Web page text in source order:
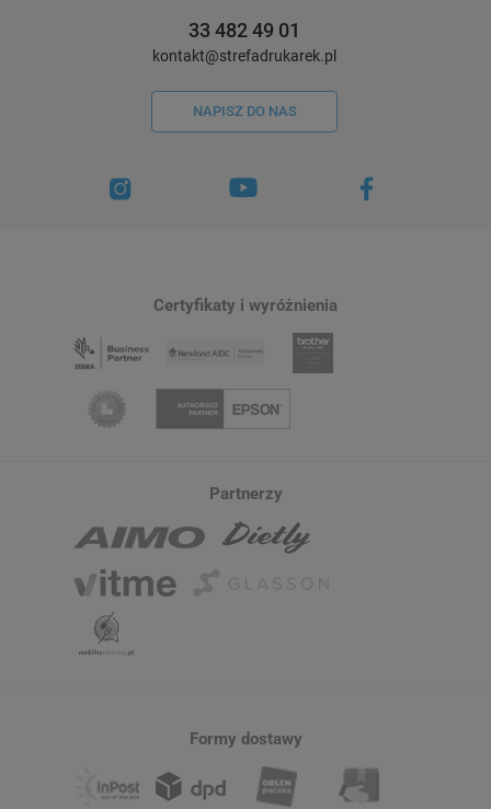
33 482 49 01
kontakt@strefadrukarek.pl
NAPISZ DO NAS
Certyfikaty i wyróżnienia
Partnerzy
Formy dostawy